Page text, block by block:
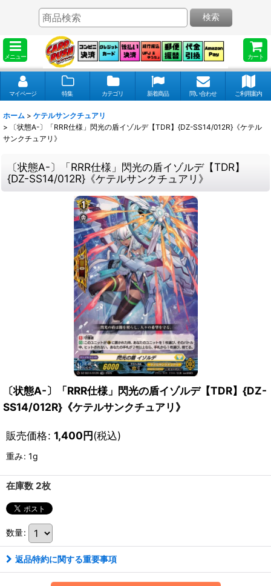
メニュー カート
検索
マイページ 特集 カテゴリ 新着商品 問い合わせ ご利用案内
ホーム > ケテルサンクチュアリ
>
〔状態A-〕「RRR仕様」閃光の盾イゾルデ【TDR】{DZ-SS14/012R}《ケテル
サンクチュアリ》
〔状態A-〕「RRR仕様」閃光の盾イゾルデ【TDR】
{DZ-SS14/012R}《ケテルサンクチュアリ》
〔状態A-〕「RRR仕様」閃光の盾イゾルデ【TDR】{DZ-
SS14/012R}《ケテルサンクチュアリ》
販売価格: 1,400円(税込)
重み: 1g
在庫数 2枚
数量:
返品特約に関する重要事項